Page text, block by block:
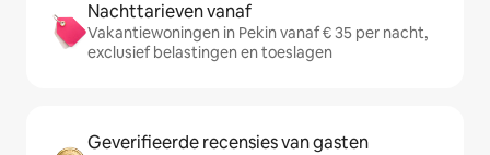
Nachttarieven vanaf
Vakantiewoningen in Pekin vanaf € 35 per nacht,
exclusief belastingen en toeslagen
Geverifieerde recensies van gasten